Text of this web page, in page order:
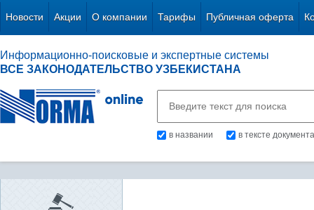
Новости Акции О компании Тарифы Публичная оферта
Информационно-поисковые и экспертные системы
ВСЕ ЗАКОНОДАТЕЛЬСТВО УЗБЕКИСТАНА
в названии в тексте документа